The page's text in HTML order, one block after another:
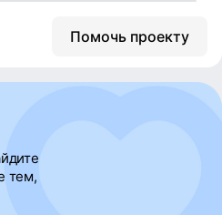
Помочь проекту
тем,